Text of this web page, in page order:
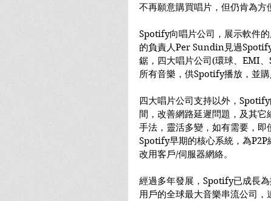
不再願意購買唱片，但仍肯為方
Spotify向唱片公司，展示軟件
的負責人Per Sundin見過
鋸，四大唱片公司(環球、EMI
所有音樂，供Spotify播放，並購
四大唱片公司支持以外，
間，改善網路延遲問題，及其
手法，靈活多變，如有需要，即
Spotify早期的核心系統，為
改用客戶/伺服器網絡。
經過多年發展，Spotify已成長
用戶的全球最大音樂串流公司